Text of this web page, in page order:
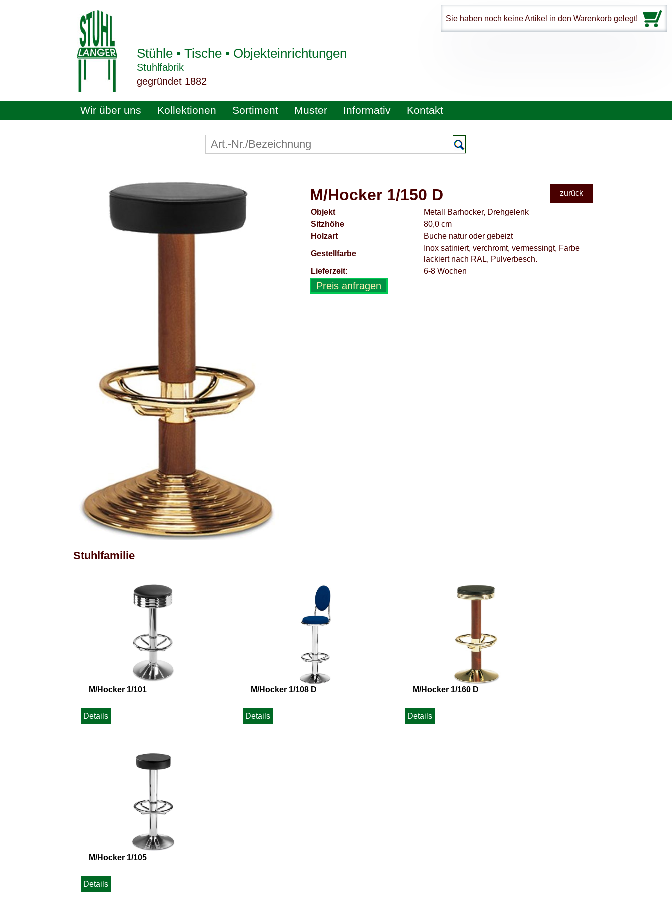
Sie haben noch keine Artikel in den Warenkorb gelegt!
Stühle • Tische • Objekteinrichtungen
Stuhlfabrik
gegründet 1882
Wir über uns Kollektionen Sortiment Muster Informativ Kontakt
zurück
M/Hocker 1/150 D
Objekt
Metall Barhocker, Drehgelenk
Sitzhöhe
80,0 cm
Holzart
Buche natur oder gebeizt
Gestellfarbe
Inox satiniert, verchromt, vermessingt, Farbe
lackiert nach RAL, Pulverbesch.
Lieferzeit:
6-8 Wochen
Preis anfragen
Stuhlfamilie
M/Hocker 1/101
Details
M/Hocker 1/108 D
Details
M/Hocker 1/160 D
Details
M/Hocker 1/105
Details